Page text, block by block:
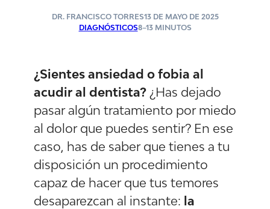
DR. FRANCISCO TORRES13 DE MAYO DE 2025
DIAGNÓSTICOS8–13 MINUTOS
¿Sientes ansiedad o fobia al
acudir al dentista? ¿Has dejado
pasar algún tratamiento por miedo
al dolor que puedes sentir? En ese
caso, has de saber que tienes a tu
disposición un procedimiento
capaz de hacer que tus temores
desaparezcan al instante: la